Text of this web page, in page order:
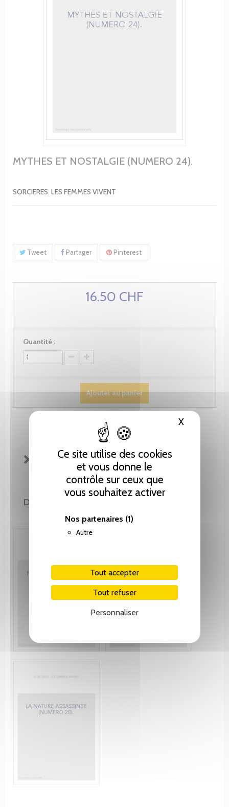
Ce site utilise des cookies
et vous donne le
contrôle sur ceux que
vous souhaitez activer
Nos partenaires (1)
Autre
Tout accepter
Tout refuser
Personnaliser
XMasquer
MYTHES ET NOSTALGIE (NUMERO 24).
SORCIERES. LES FEMMES VIVENT
Tweet Partager Pinterest
16.50 CHF
Quantité :
Ajouter au panier
FICHE TECHNIQUE
DE MÊME AUTEUR(E)